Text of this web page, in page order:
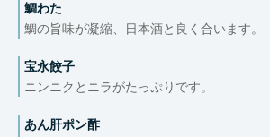
鯛わた
鯛の旨味が凝縮、日本酒と良く合います。
宝永餃子
ニンニクとニラがたっぷりです。
あん肝ポン酢